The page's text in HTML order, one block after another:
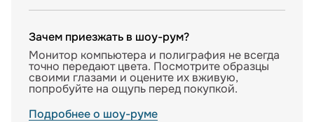
Зачем приезжать в шоу-рум?
Монитор компьютера и полиграфия не всегда
точно передают цвета. Посмотрите образцы
своими глазами и оцените их вживую,
попробуйте на ощупь перед покупкой.
Подробнее о шоу-руме